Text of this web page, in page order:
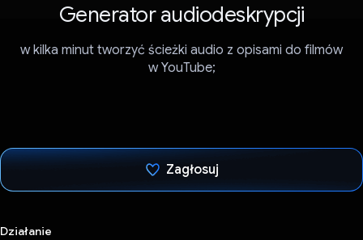
Generator audiodeskrypcji
w kilka minut tworzyć ścieżki audio z opisami do filmów
w YouTube;
Zagłosuj
Działanie